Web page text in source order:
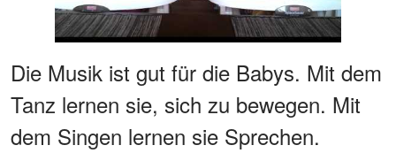
Die Musik ist gut für die Babys. Mit dem
Tanz lernen sie, sich zu bewegen. Mit
dem Singen lernen sie Sprechen.